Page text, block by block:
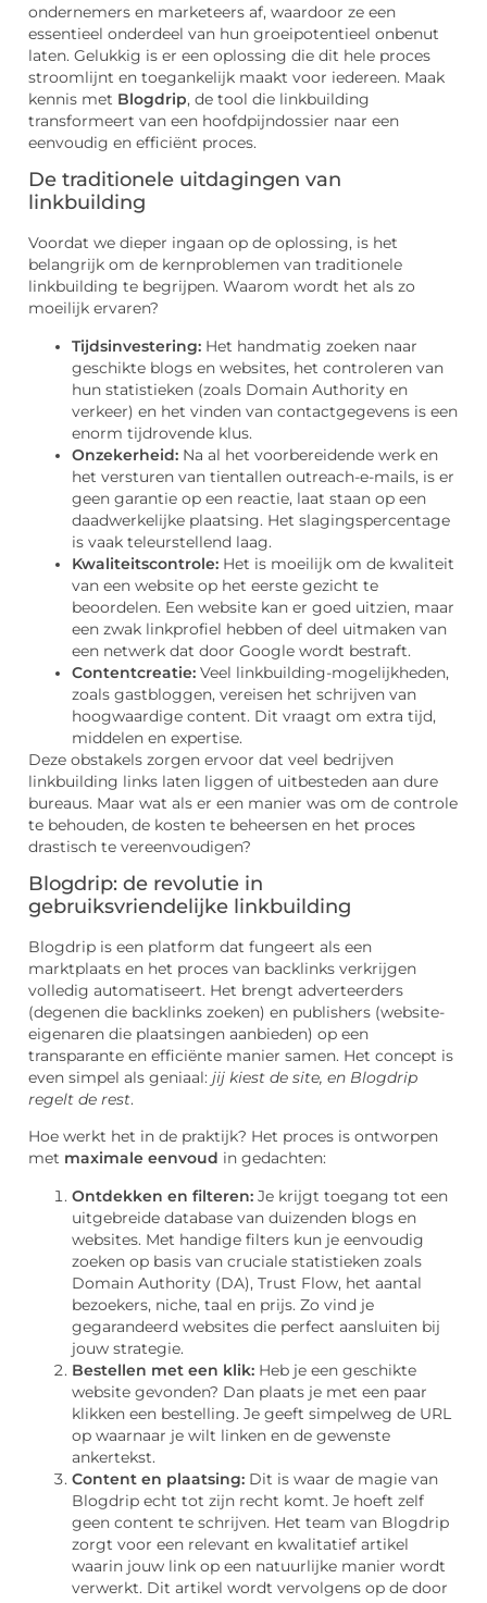
ondernemers en marketeers af, waardoor ze een
essentieel onderdeel van hun groeipotentieel onbenut
laten. Gelukkig is er een oplossing die dit hele proces
stroomlijnt en toegankelijk maakt voor iedereen. Maak
kennis met Blogdrip, de tool die linkbuilding
transformeert van een hoofdpijndossier naar een
eenvoudig en efficiënt proces.
De traditionele uitdagingen van
linkbuilding
Voordat we dieper ingaan op de oplossing, is het
belangrijk om de kernproblemen van traditionele
linkbuilding te begrijpen. Waarom wordt het als zo
moeilijk ervaren?
Tijdsinvestering: Het handmatig zoeken naar
geschikte blogs en websites, het controleren van
hun statistieken (zoals Domain Authority en
verkeer) en het vinden van contactgegevens is een
enorm tijdrovende klus.
Onzekerheid: Na al het voorbereidende werk en
het versturen van tientallen outreach-e-mails, is er
geen garantie op een reactie, laat staan op een
daadwerkelijke plaatsing. Het slagingspercentage
is vaak teleurstellend laag.
Kwaliteitscontrole: Het is moeilijk om de kwaliteit
van een website op het eerste gezicht te
beoordelen. Een website kan er goed uitzien, maar
een zwak linkprofiel hebben of deel uitmaken van
een netwerk dat door Google wordt bestraft.
Contentcreatie: Veel linkbuilding-mogelijkheden,
zoals gastbloggen, vereisen het schrijven van
hoogwaardige content. Dit vraagt om extra tijd,
middelen en expertise.
Deze obstakels zorgen ervoor dat veel bedrijven
linkbuilding links laten liggen of uitbesteden aan dure
bureaus. Maar wat als er een manier was om de controle
te behouden, de kosten te beheersen en het proces
drastisch te vereenvoudigen?
Blogdrip: de revolutie in
gebruiksvriendelijke linkbuilding
Blogdrip is een platform dat fungeert als een
marktplaats en het proces van backlinks verkrijgen
volledig automatiseert. Het brengt adverteerders
(degenen die backlinks zoeken) en publishers (website-
eigenaren die plaatsingen aanbieden) op een
transparante en efficiënte manier samen. Het concept is
even simpel als geniaal: jij kiest de site, en Blogdrip
regelt de rest.
Hoe werkt het in de praktijk? Het proces is ontworpen
met maximale eenvoud in gedachten:
Ontdekken en filteren: Je krijgt toegang tot een
uitgebreide database van duizenden blogs en
websites. Met handige filters kun je eenvoudig
zoeken op basis van cruciale statistieken zoals
Domain Authority (DA), Trust Flow, het aantal
bezoekers, niche, taal en prijs. Zo vind je
gegarandeerd websites die perfect aansluiten bij
jouw strategie.
Bestellen met een klik: Heb je een geschikte
website gevonden? Dan plaats je met een paar
klikken een bestelling. Je geeft simpelweg de URL
op waarnaar je wilt linken en de gewenste
ankertekst.
Content en plaatsing: Dit is waar de magie van
Blogdrip echt tot zijn recht komt. Je hoeft zelf
geen content te schrijven. Het team van Blogdrip
zorgt voor een relevant en kwalitatief artikel
waarin jouw link op een natuurlijke manier wordt
verwerkt. Dit artikel wordt vervolgens op de door